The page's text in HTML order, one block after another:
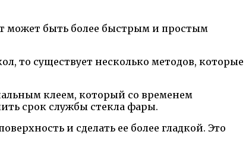
может быть более быстрым и простым
то существует несколько методов, которые
клеем, который со временем
срок службы стекла фары.
и сделать ее более гладкой. Это